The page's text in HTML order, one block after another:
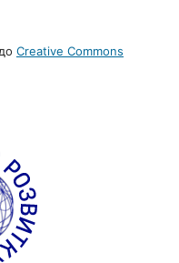
Creative Commons